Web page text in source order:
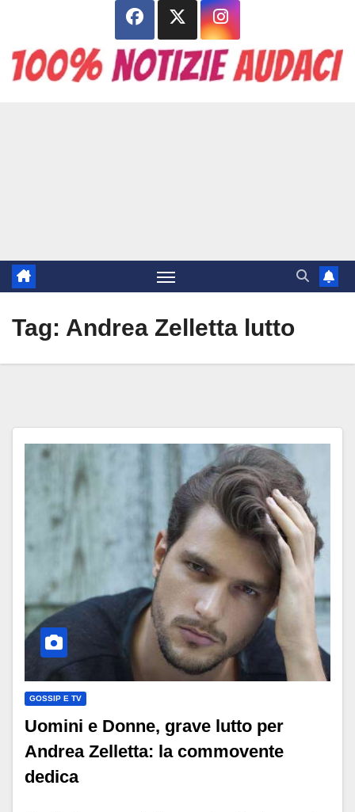
contenuto
Tag: Andrea Zelletta lutto
GOSSIP E TV
Uomini e Donne, grave lutto per
Andrea Zelletta: la commovente
dedica